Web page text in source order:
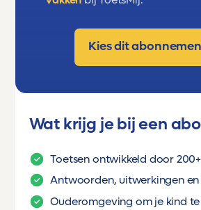
Kies dit
Wat krijg je bij een
Toetsen ontwikkeld door
Antwoorden, uitwerkingen
Ouderomgeving om je kind